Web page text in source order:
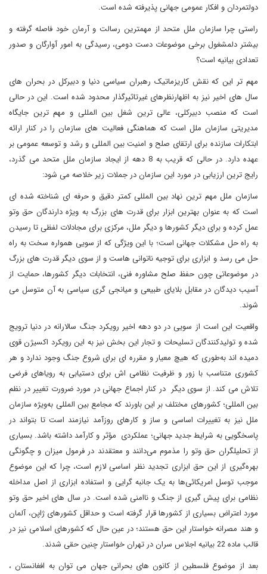
دولتمردان و افکار عمومی جهانی پذیرفته شده است.
راستی چرا سازمان ملل متحد از مهمترین رسالت و آرمان خود فاصله گرفته و
بیشتر دلمشغول برخی موضوعات دست دومی، رسیدگی به امور آوارگان و صدور
تعدادی بیانیه است؟
مهم تر این که نقش کاریزماتیک رهبران سیاسی دنیا و دبیرکل در بحران های
سال های اخیر نیز به اظهارنظرهای غیرتاثیرگذار محدود شده است. این در حالی
است که منصب دبیرکلی، عالی ترین شغل بین المللی و مهم ترین جایگاه
مدیریتی سازمان ملل است که هماهنگی فعالیت های سازمان را در کنار ارائه
ابتکارات سازنده برای ارتقای صلح و امنیت بین المللی و رشد و توسعه عمومی بر
عهده دارد. در حالی که قریب به 8 دهه از ایجاد سازمان ملل متحد می گذرد،
رایج ترین ارزیابی در مورد این سازمان در جملات زیر خلاصه می شود:
سازمان ملل مهم ترین نهاد بین المللی کمتر دقیق و حرفه ای شناخته شده ای
است که به عنوان بهترین ابزار برای قدرت های بزرگ به ویژه دارندگان حق وتو
عمل کرده و برای دیگر کشورها و دیگر ملل، مرکزی برای مجادلات لفظی تا رسیدن
به راه حل مشکلات جهانی است؛ با این ویژگی که از سویی همواره سخت به راه
حل می رسد و ابزاری برای توجیه ناتوانی هاست و از سوی دیگر قدرت های بزرگ
در موضوعاتی چون حفظ صلح مشاوره فنی، انتخابات دیگر کشورها، حمایت از
آسیب دیدگان در مقابل بلایای طبیعی و میانجی گری سیاسی به آن متوسل می
شوند.
واقعیت این است از سویی در دو دهه اخیر رویکرد جنگ سالارانه در دنیا ترویج
شده و تولیدکنندگان تسلیحات و تجار این بخش نیز به این رویکرد اکسیژن قوی
دمیده اند به‌طوری که هیچ معیار و مقرره ای برای شروع جنگ وجود ندارد و هر
کشوری متناسب با زور و ظرفیت نظامی اش برای دستیابی به رویاهای فرضی
تلاش می کند. از سوی دیگر در کنار اجماع جهانی در مورد ضرورت تغییر در نظم
بین المللی؛ کشورهای مختلف بر این باورند که مجامع بین المللی به‌ویژه سازمان
ملل نیز به تغییرات اساسی و ساز و کارهای روزآمد نیازمند است تا بتواند در
پاسخگویی به شرایط جدید جهانی؛ عملکردی مؤثر و کارآمد داشته باشد. بسیاری
از تحلیلگران حق وتو را مذموم می‌دانند و معتقدند در فرمول میزان و چگونگی
بهره‌گیری از این حق ابزاری تجدید نظر اساسی لازم است، چرا که این موضوع
موجب توسل امریکائی‌ها به یک جانبه گرایی و استفاده ابزاری از اصل مداخله
نظامی برای پیش گیری از جنگ و ناامنی شده است. در سال های اخیر حق وتو
مورد اعتراض بسیاری از کشورها قرار گرفته است و حداقل کشورهای ژاپن، آلمان
و هند مصرانه خواستار این حق هستند؛ در عین حال که کشورهای اسلامی نیز در
قالب ماده 22 بیانیه اجلاس سران در تهران خواستار چنین حقی شدند.
بعد از موضوع فلسطین از کانون های بحرانی جهان می توان به افغانستان ،